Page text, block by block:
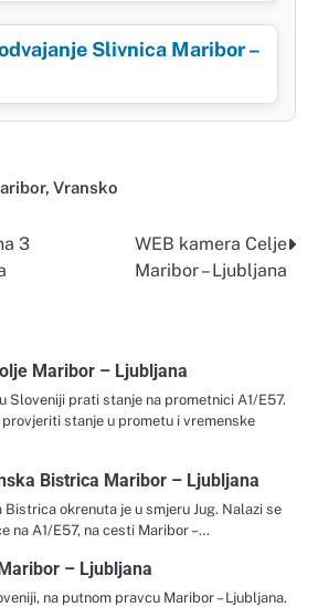
Slivnica Maribor –
, Vransko
3
WEB kamera Celje
Maribor – Ljubljana
Maribor – Ljubljana
Sloveniji prati stanje na prometnici A1/E57.
stanje u prometu i vremenske
Bistrica Maribor – Ljubljana
okrenuta je u smjeru Jug. Nalazi se
na A1/E57, na cesti Maribor –…
– Ljubljana
na putnom pravcu Maribor – Ljubljana.